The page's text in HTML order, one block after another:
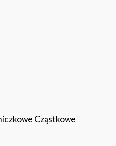
Cząstkowe